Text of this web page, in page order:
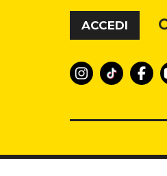
Vai al contenuto
ACCEDI